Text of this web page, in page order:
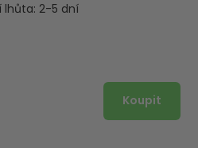
lhůta: 2-5 dní